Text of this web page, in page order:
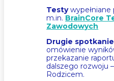
Testywypełniane
m.in. BrainCore
Zawodowych
Drugie spotkanie
omówienie
przekazanie
dalszego rozwoju
Rodzicem.